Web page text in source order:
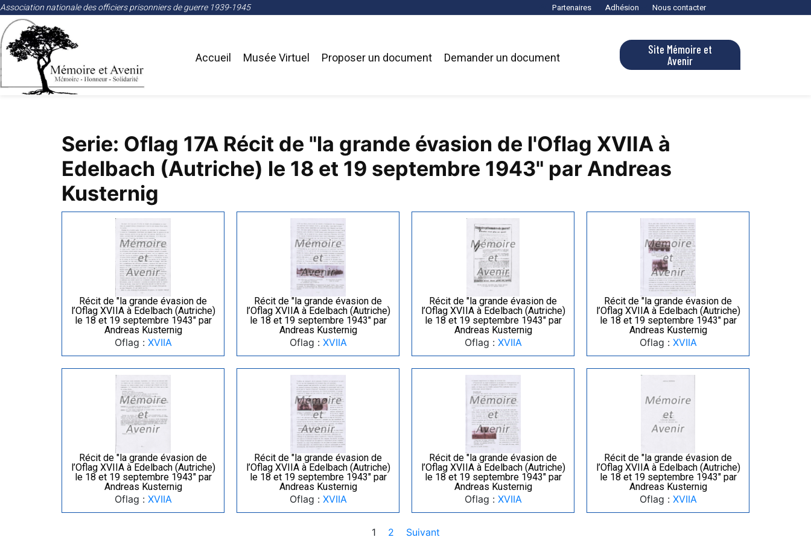
Association nationale des officiers prisonniers de guerre 1939-1945 Partenaires Adhésion Nous contacter
Accueil Musée Virtuel Proposer un document Demander un document
Site Mémoire et
Avenir
Serie: Oflag 17A Récit de "la grande évasion de l'Oflag XVIIA à
Edelbach (Autriche) le 18 et 19 septembre 1943" par Andreas
Kusternig
Récit de "la grande évasion de
l’Oflag XVIIA à Edelbach (Autriche)
le 18 et 19 septembre 1943" par
Andreas Kusternig
Oflag : XVIIA
Récit de "la grande évasion de
l’Oflag XVIIA à Edelbach (Autriche)
le 18 et 19 septembre 1943" par
Andreas Kusternig
Oflag : XVIIA
Récit de "la grande évasion de
l’Oflag XVIIA à Edelbach (Autriche)
le 18 et 19 septembre 1943" par
Andreas Kusternig
Oflag : XVIIA
Récit de "la grande évasion de
l’Oflag XVIIA à Edelbach (Autriche)
le 18 et 19 septembre 1943" par
Andreas Kusternig
Oflag : XVIIA
Récit de "la grande évasion de
l’Oflag XVIIA à Edelbach (Autriche)
le 18 et 19 septembre 1943" par
Andreas Kusternig
Oflag : XVIIA
Récit de "la grande évasion de
l’Oflag XVIIA à Edelbach (Autriche)
le 18 et 19 septembre 1943" par
Andreas Kusternig
Oflag : XVIIA
Récit de "la grande évasion de
l’Oflag XVIIA à Edelbach (Autriche)
le 18 et 19 septembre 1943" par
Andreas Kusternig
Oflag : XVIIA
Récit de "la grande évasion de
l’Oflag XVIIA à Edelbach (Autriche)
le 18 et 19 septembre 1943" par
Andreas Kusternig
Oflag : XVIIA
1 2 Suivant